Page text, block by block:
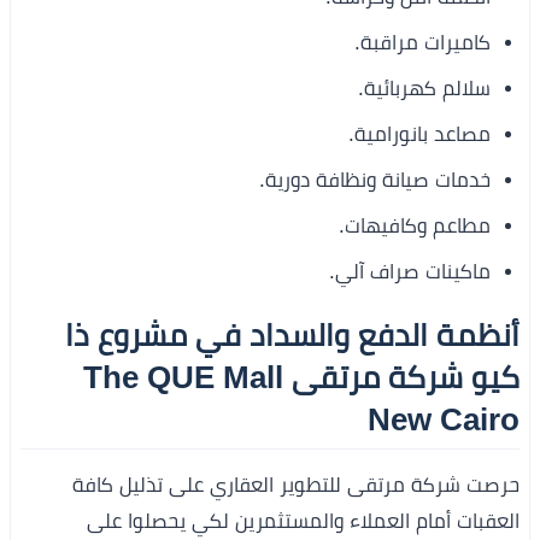
كاميرات مراقبة.
سلالم كهربائية.
مصاعد بانورامية.
خدمات صيانة ونظافة دورية.
مطاعم وكافيهات.
ماكينات صراف آلي.
أنظمة الدفع والسداد في مشروع ذا
كيو شركة مرتقى The QUE Mall
New Cairo
حرصت شركة مرتقى للتطوير العقاري على تذليل كافة
العقبات أمام العملاء والمستثمرين لكي يحصلوا على